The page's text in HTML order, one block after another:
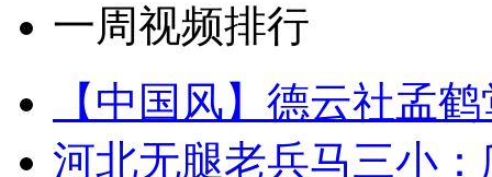
一周视频排行
【中国风】德云社孟
河北无腿老兵马三小